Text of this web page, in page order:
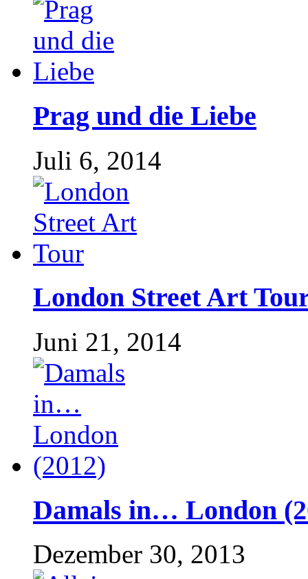
Prag und die Liebe
Juli 6, 2014
London Street Art
Juni 21, 2014
Damals in… London
Dezember 30, 2013